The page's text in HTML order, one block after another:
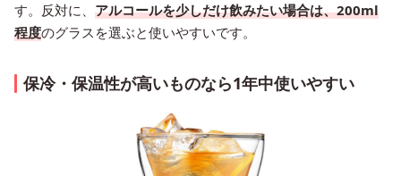
す。反対に、 アルコールを少しだけ飲みたい場合は、200ml
程度のグラスを選ぶと使いやすいです。
保冷・保温性が高いものなら1年中使いやすい